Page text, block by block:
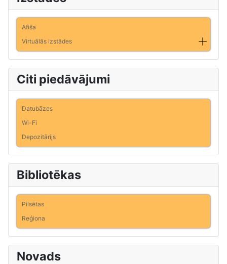
Afiša
Virtuālās izstādes
Citi piedāvājumi
Datubāzes
Wi-Fi
Depozitārijs
Bibliotēkas
Pilsētas
Reģiona
Novads